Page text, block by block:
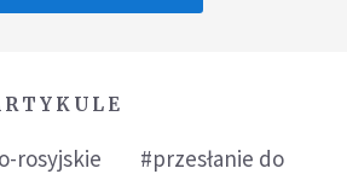
rosyjskie
#przesłanie do